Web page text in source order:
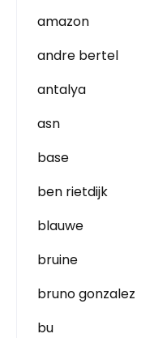
amazon
andre bertel
antalya
asn
base
ben rietdijk
blauwe
bruine
bruno gonzalez
bu